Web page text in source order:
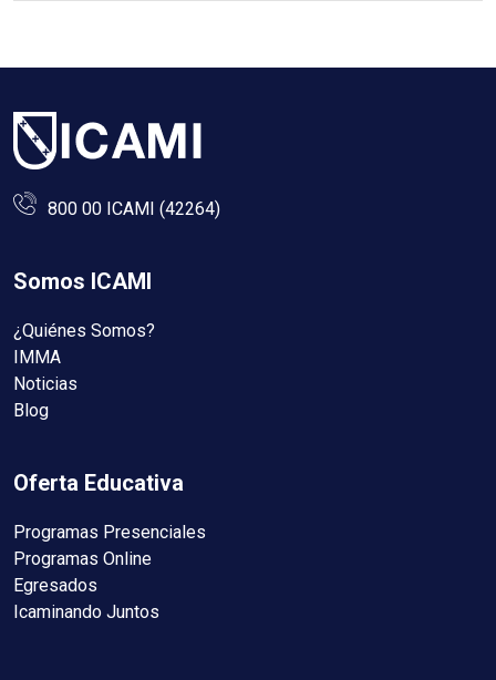
800 00 ICAMI (42264)
Somos ICAMI
¿Quiénes Somos?
IMMA
Noticias
Blog
Oferta Educativa
Programas Presenciales
Programas Online
Egresados
Icaminando Juntos